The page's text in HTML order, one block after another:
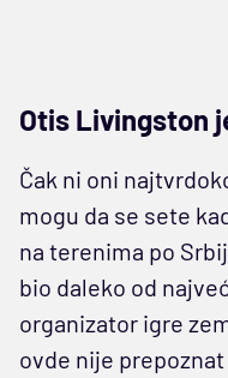
Otis Livingston
Čak ni oni
mogu da se sete
na terenima po
bio daleko od
organizator igre
ovde nije